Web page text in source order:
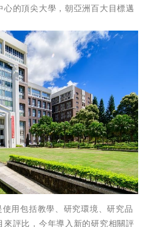
的頂尖大學，朝亞洲百大目標邁
用包括教學、研究環境、研究品
評比，今年導入新的研究相關評